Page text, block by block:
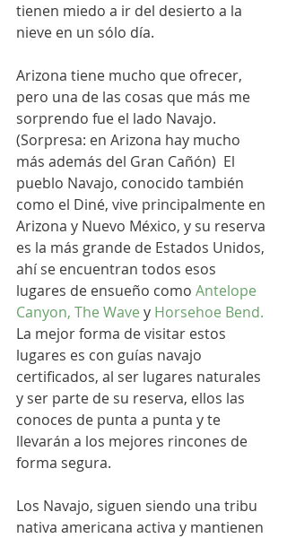
tienen miedo a ir del desierto a la
nieve en un sólo día.
Arizona tiene mucho que ofrecer,
pero una de las cosas que más me
sorprendo fue el lado Navajo.
(Sorpresa: en Arizona hay mucho
más además del Gran Cañón)  El
pueblo Navajo, conocido también
como el Diné, vive principalmente en
Arizona y Nuevo México, y su reserva
es la más grande de Estados Unidos,
ahí se encuentran todos esos
lugares de ensueño como Antelope
Canyon, The Wave y Horsehoe Bend.
La mejor forma de visitar estos
lugares es con guías navajo
certificados, al ser lugares naturales
y ser parte de su reserva, ellos las
conoces de punta a punta y te
llevarán a los mejores rincones de
forma segura.
Los Navajo, siguen siendo una tribu
nativa americana activa y mantienen